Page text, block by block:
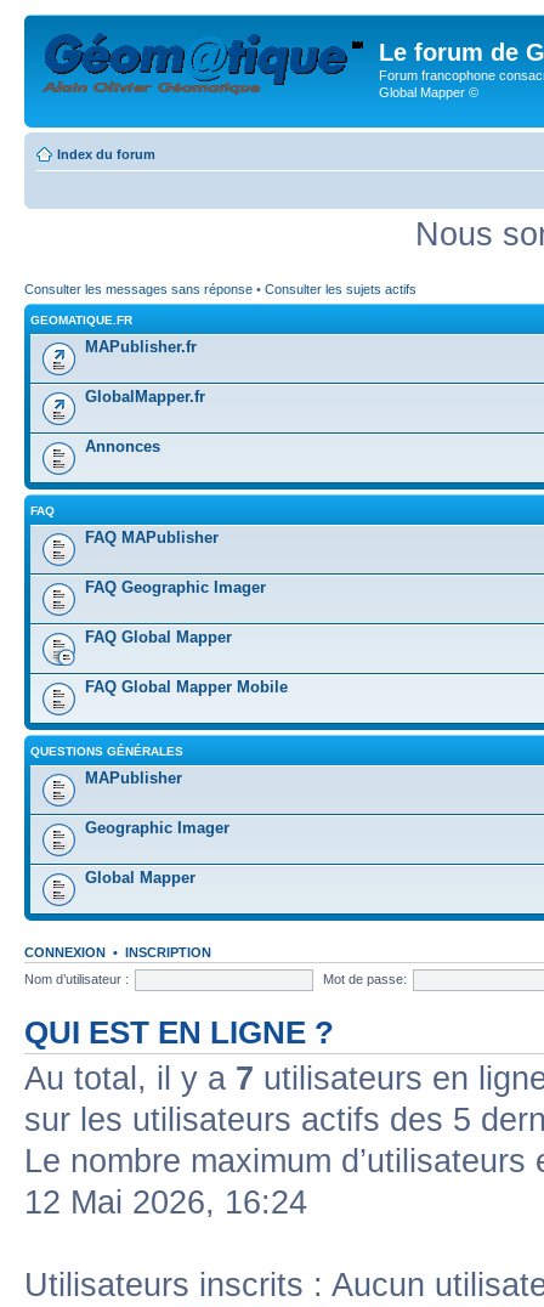
Le forum de
Forum francophone
Global Mapper ©
Index du forum
Nous
Consulter les messages sans réponse • Consulter les sujets actifs
GEOMATIQUE.FR
MAPublisher.fr
GlobalMapper.fr
Annonces
FAQ
FAQ MAPublisher
FAQ Geographic Imager
FAQ Global Mapper
FAQ Global Mapper Mobile
QUESTIONS GÉNÉRALES
MAPublisher
Geographic Imager
Global Mapper
CONNEXION • INSCRIPTION
Nom d’utilisateur :
Mot de passe:
QUI EST EN LIGNE ?
Au total, il y a 7 utilisateurs en
sur les utilisateurs actifs des 5
Le nombre maximum
12 Mai 2026, 16:24
Utilisateurs inscrits : Aucun